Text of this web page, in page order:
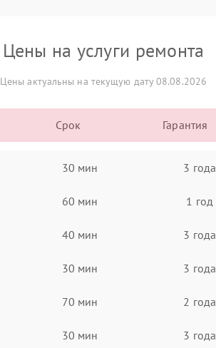
Цены на услуги ремонта
Цены актуальны на текущую дату 08.08.2026
Срок Гарантия
30 мин 3 года
60 мин 1 год
40 мин 3 года
30 мин 3 года
70 мин 2 года
30 мин 3 года